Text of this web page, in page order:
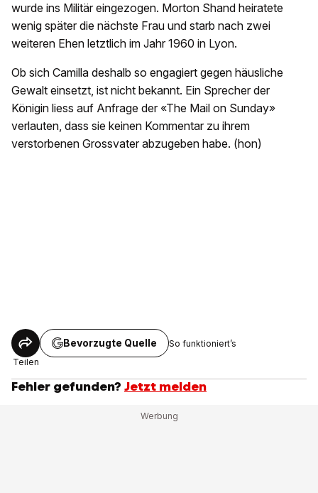
wurde ins Militär eingezogen. Morton Shand heiratete
wenig später die nächste Frau und starb nach zwei
weiteren Ehen letztlich im Jahr 1960 in Lyon.
Ob sich Camilla deshalb so engagiert gegen häusliche
Gewalt einsetzt, ist nicht bekannt. Ein Sprecher der
Königin liess auf Anfrage der «The Mail on Sunday»
verlauten, dass sie keinen Kommentar zu ihrem
verstorbenen Grossvater abzugeben habe. (hon)
Teilen
Bevorzugte Quelle So funktioniert’s
Fehler gefunden? Jetzt melden